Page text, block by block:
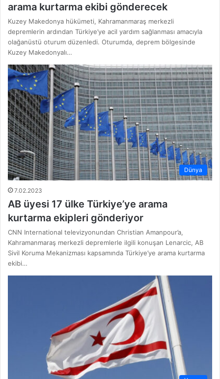
arama kurtarma ekibi gönderecek
Kuzey Makedonya hükümeti, Kahramanmaraş merkezli
depremlerin ardından Türkiye’ye acil yardım sağlanması amacıyla
olağanüstü oturum düzenledi. Oturumda, deprem bölgesinde
Kuzey Makedonyalı…
Dünya
7.02.2023
AB üyesi 17 ülke Türkiye’ye arama
kurtarma ekipleri gönderiyor
CNN International televizyonundan Christian Amanpour’a,
Kahramanmaraş merkezli depremlerle ilgili konuşan Lenarcic, AB
Sivil Koruma Mekanizması kapsamında Türkiye’ye arama kurtarma
ekibi…